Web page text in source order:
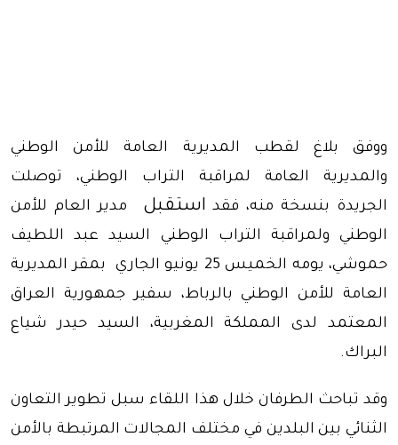
ووفق بلاغ لقطب المديرية العامة للأمن الوطني
والمديرية العامة لمراقبة التراب الوطني، توصلت
الجريدة بنسخة منه، فقد استقبل
مدير العام للأمن
الوطني ولمراقبة التراب الوطني السيد عبد اللطيف
حموشي، يومه الخميس 25 يونيو الجاري بمقر المديرية
العامة للأمن الوطني بالرباط، سفير جمهورية العراق
المعتمد لدى المملكة المغربية، السيد حيدر شياع
البراك.
وقد تباحث الطرفان خلال هذا اللقاء سبل تطوير التعاون
الثنائي بين البلدين في مختلف المجالات المرتبطة بالأمن